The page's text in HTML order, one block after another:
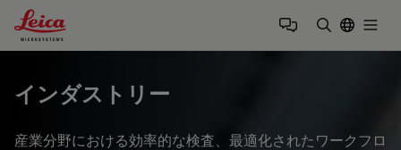
Leica Microsystems Logo
インダストリー
産業分野における効率的な検査、最適化されたワークフロ